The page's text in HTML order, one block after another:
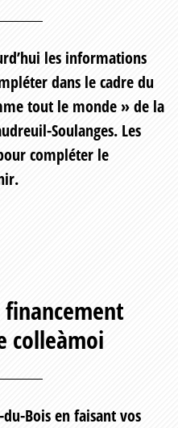
les informations
dans le cadre du
tout le monde » de la
Soulanges. Les
compléter le
financement
colleàmoi
du-Bois en faisant vos